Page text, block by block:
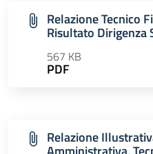
Relazione Tecnico
Risultato Dirigenza
567 KB
PDF
Relazione